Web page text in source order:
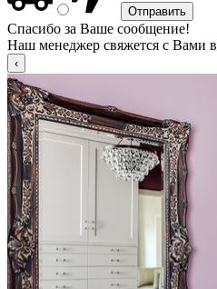
Спасибо за Ваше сообщение!
Наш менеджер свяжется с Вами